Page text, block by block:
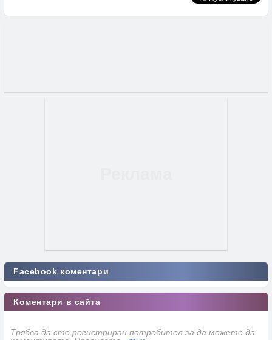
Facebook коментари
Коментари в сайта
Трябва да сте регистриран потребител за да можете да